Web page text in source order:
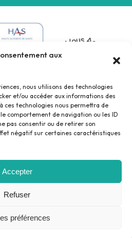
aux
nous utilisons des technologies
et/ou accéder aux informations des
ces technologies nous permettra de
comportement de navigation ou les ID
pas consentir ou de retirer son
négatif sur certaines caractéristiques
Accepter
Refuser
préférences
légales
de confidentialité
réservés.